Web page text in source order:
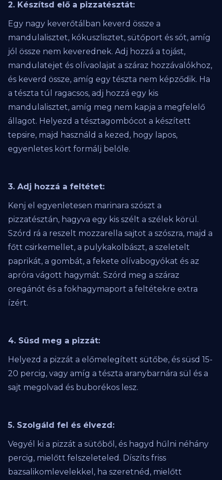
2. Készítsd elő a pizzatésztát:
Egy nagy keverőtálban keverd össze a
mandulalisztet, kókuszlisztet, sütőport és sót, amíg
jól össze nem keverednek. Adj hozzá a tojást,
mandulatejet és olívaolajat a száraz hozzávalókhoz,
és keverd össze, amíg egy tészta nem képződik. Ha
a tészta túl ragacsos, adj hozzá egy kis
mandulalisztet, amíg meg nem kapja a megfelelő
állagot. Helyezd a tésztagombócot a készített
tepsire, majd használd a kezed, hogy lapos,
egyenletes kört formálj belőle.
3. Adj hozzá a feltétet:
Kenj el egyenletesen marinara szószt a
pizzatésztán, hagyva egy kis szélt a szélek körül.
Szórd rá a reszelt mozzarella sajtot a szószra, majd a
főtt csirkemellet, a pulykakolbászt, a szeletelt
paprikát, a gombát, a fekete olívabogyókat és az
apróra vágott hagymát. Szórd meg a száraz
oregánót és a fokhagymaport a feltétekre extra
ízért.
4. Süsd meg a pizzát:
Helyezd a pizzát a előmelegített sütőbe, és süsd 15-
20 percig, vagy amíg a tészta aranybarnára sül és a
sajt megolvad és buborékos lesz.
5. Szolgáld fel és élvezd:
Vegyél ki a pizzát a sütőből, és hagyd hűlni néhány
percig, mielőtt felszeleteled. Díszíts friss
bazsalikomlevelekkel, ha szeretnéd, mielőtt